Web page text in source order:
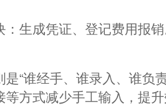
生成凭证、登记费用报
谁经手、谁录入、谁负
减少手工输入，提升效率与